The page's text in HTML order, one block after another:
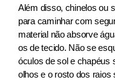
Além disso, chinelos ou
para caminhar com
material não absorve
os de tecido. Não se
óculos de sol e chapéus
olhos e o rosto dos raios